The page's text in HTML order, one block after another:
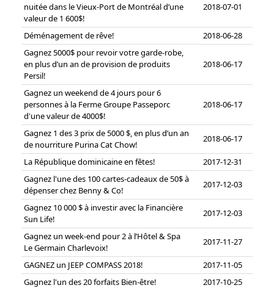
nuitée dans le Vieux-Port de Montréal d’une
valeur de 1 600$!
2018-07-01
Déménagement de rêve!
2018-06-28
Gagnez 5000$ pour revoir votre garde-robe,
en plus d’un an de provision de produits
Persil!
2018-06-17
Gagnez un weekend de 4 jours pour 6
personnes à la Ferme Groupe Passeporc
d'une valeur de 4000$!
2018-06-17
Gagnez 1 des 3 prix de 5000 $, en plus d’un an
de nourriture Purina Cat Chow!
2018-06-17
La République dominicaine en fêtes!
2017-12-31
Gagnez l'une des 100 cartes-cadeaux de 50$ à
dépenser chez Benny & Co!
2017-12-03
Gagnez 10 000 $ à investir avec la Financière
Sun Life!
2017-12-03
Gagnez un week-end pour 2 à l’Hôtel & Spa
Le Germain Charlevoix!
2017-11-27
GAGNEZ un JEEP COMPASS 2018!
2017-11-05
Gagnez l'un des 20 forfaits Bien-être!
2017-10-25